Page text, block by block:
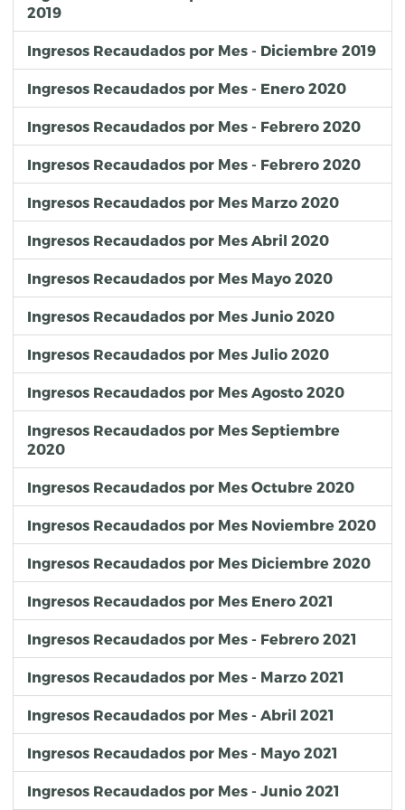
2019
Ingresos Recaudados por Mes - Diciembre 2019
Ingresos Recaudados por Mes - Enero 2020
Ingresos Recaudados por Mes - Febrero 2020
Ingresos Recaudados por Mes - Febrero 2020
Ingresos Recaudados por Mes Marzo 2020
Ingresos Recaudados por Mes Abril 2020
Ingresos Recaudados por Mes Mayo 2020
Ingresos Recaudados por Mes Junio 2020
Ingresos Recaudados por Mes Julio 2020
Ingresos Recaudados por Mes Agosto 2020
Ingresos Recaudados por Mes Septiembre
2020
Ingresos Recaudados por Mes Octubre 2020
Ingresos Recaudados por Mes Noviembre 2020
Ingresos Recaudados por Mes Diciembre 2020
Ingresos Recaudados por Mes Enero 2021
Ingresos Recaudados por Mes - Febrero 2021
Ingresos Recaudados por Mes - Marzo 2021
Ingresos Recaudados por Mes - Abril 2021
Ingresos Recaudados por Mes - Mayo 2021
Ingresos Recaudados por Mes - Junio 2021